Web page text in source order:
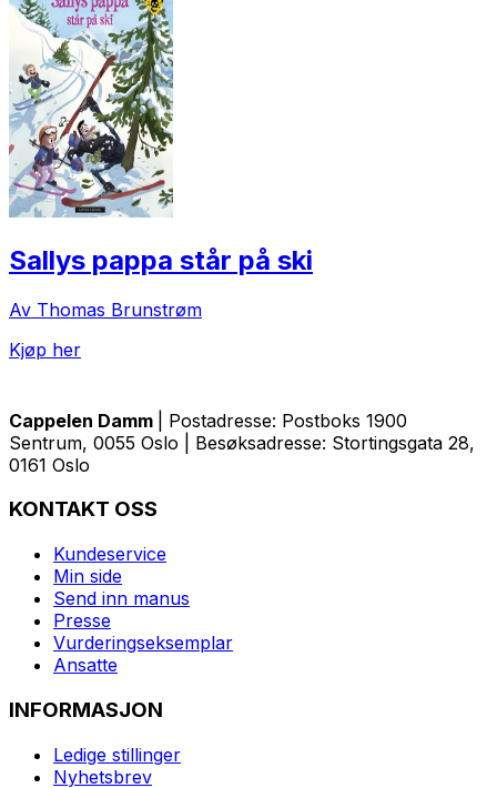
Sallys pappa står på ski
Av Thomas Brunstrøm
Kjøp her
Cappelen Damm
| Postadresse: Postboks 1900
Sentrum, 0055 Oslo | Besøksadresse: Stortingsgata 28,
0161 Oslo
KONTAKT OSS
Kundeservice
Min side
Send inn manus
Presse
Vurderingseksemplar
Ansatte
INFORMASJON
Ledige stillinger
Nyhetsbrev